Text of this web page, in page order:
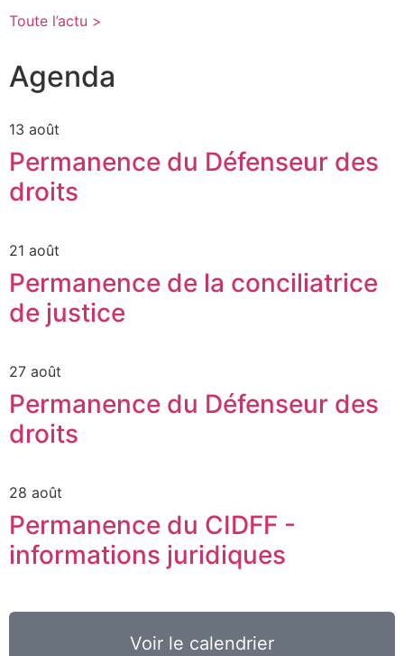
Toute l’actu >
Agenda
13 août
Permanence du Défenseur des
droits
21 août
Permanence de la conciliatrice
de justice
27 août
Permanence du Défenseur des
droits
28 août
Permanence du CIDFF -
informations juridiques
Voir le calendrier